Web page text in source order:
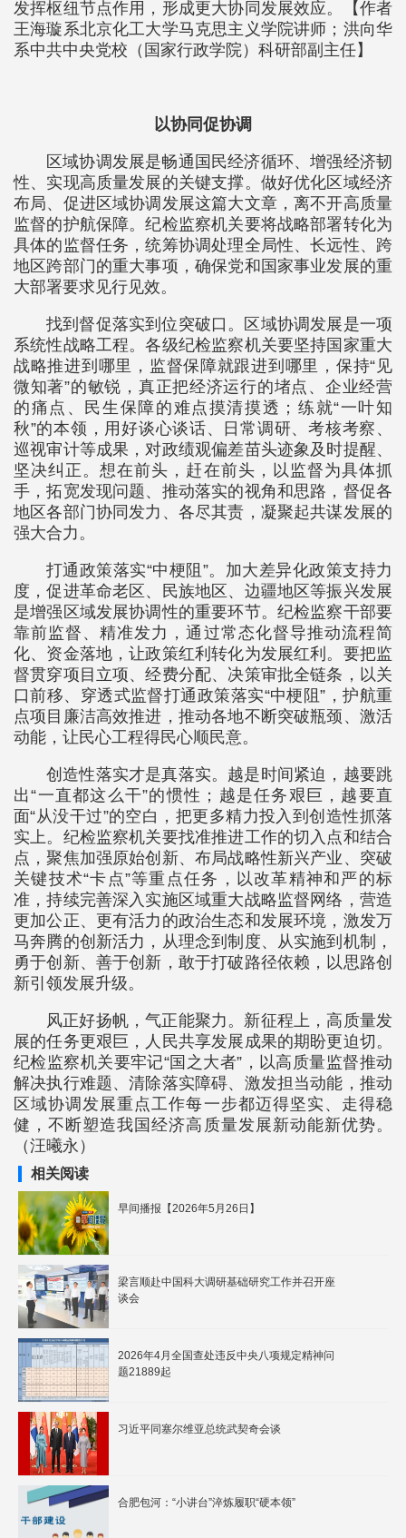
发挥枢纽节点作用，形成更大协同发展效应。【作者
王海璇系北京化工大学马克思主义学院讲师；洪向华
系中共中央党校（国家行政学院）科研部副主任】
以协同促协调
区域协调发展是畅通国民经济循环、增强经济韧
性、实现高质量发展的关键支撑。做好优化区域经济
布局、促进区域协调发展这篇大文章，离不开高质量
监督的护航保障。纪检监察机关要将战略部署转化为
具体的监督任务，统筹协调处理全局性、长远性、跨
地区跨部门的重大事项，确保党和国家事业发展的重
大部署要求见行见效。
找到督促落实到位突破口。区域协调发展是一项
系统性战略工程。各级纪检监察机关要坚持国家重大
战略推进到哪里，监督保障就跟进到哪里，保持“见
微知著”的敏锐，真正把经济运行的堵点、企业经营
的痛点、民生保障的难点摸清摸透；练就“一叶知
秋”的本领，用好谈心谈话、日常调研、考核考察、
巡视审计等成果，对政绩观偏差苗头迹象及时提醒、
坚决纠正。想在前头，赶在前头，以监督为具体抓
手，拓宽发现问题、推动落实的视角和思路，督促各
地区各部门协同发力、各尽其责，凝聚起共谋发展的
强大合力。
打通政策落实“中梗阻”。加大差异化政策支持力
度，促进革命老区、民族地区、边疆地区等振兴发展
是增强区域发展协调性的重要环节。纪检监察干部要
靠前监督、精准发力，通过常态化督导推动流程简
化、资金落地，让政策红利转化为发展红利。要把监
督贯穿项目立项、经费分配、决策审批全链条，以关
口前移、穿透式监督打通政策落实“中梗阻”，护航重
点项目廉洁高效推进，推动各地不断突破瓶颈、激活
动能，让民心工程得民心顺民意。
创造性落实才是真落实。越是时间紧迫，越要跳
出“一直都这么干”的惯性；越是任务艰巨，越要直
面“从没干过”的空白，把更多精力投入到创造性抓落
实上。纪检监察机关要找准推进工作的切入点和结合
点，聚焦加强原始创新、布局战略性新兴产业、突破
关键技术“卡点”等重点任务，以改革精神和严的标
准，持续完善深入实施区域重大战略监督网络，营造
更加公正、更有活力的政治生态和发展环境，激发万
马奔腾的创新活力，从理念到制度、从实施到机制，
勇于创新、善于创新，敢于打破路径依赖，以思路创
新引领发展升级。
风正好扬帆，气正能聚力。新征程上，高质量发
展的任务更艰巨，人民共享发展成果的期盼更迫切。
纪检监察机关要牢记“国之大者”，以高质量监督推动
解决执行难题、清除落实障碍、激发担当动能，推动
区域协调发展重点工作每一步都迈得坚实、走得稳
健，不断塑造我国经济高质量发展新动能新优势。
（汪曦永）
相关阅读
早间播报【2026年5月26日】
梁言顺赴中国科大调研基础研究工作并召开座
谈会
2026年4月全国查处违反中央八项规定精神问
题21889起
习近平同塞尔维亚总统武契奇会谈
合肥包河：“小讲台”淬炼履职“硬本领”